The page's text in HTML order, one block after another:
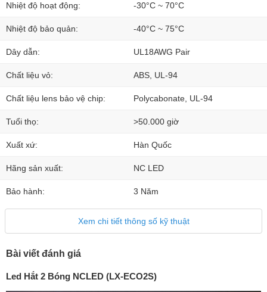
Nhiệt độ hoạt động: -30°C ~ 70°C
Nhiệt độ bảo quản: -40°C ~ 75°C
Dây dẫn: UL18AWG Pair
Chất liệu vỏ: ABS, UL-94
Chất liệu lens bảo vệ chip: Polycabonate, UL-94
Tuổi thọ: >50.000 giờ
Xuất xứ: Hàn Quốc
Hãng sản xuất: NC LED
Bảo hành: 3 Năm
Xem chi tiết thông số kỹ thuật
Bài viết đánh giá
Led Hắt 2 Bóng NCLED (LX-ECO2S)